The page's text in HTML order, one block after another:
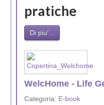
pratiche
Di piu'...
WelcHome - Life
Categoria: E-book